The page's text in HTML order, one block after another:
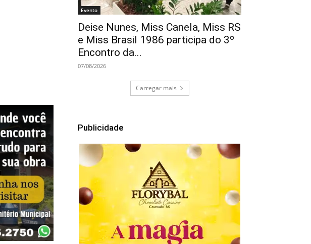
Evento
Deise Nunes, Miss Canela, Miss RS
e Miss Brasil 1986 participa do 3º
Encontro da...
07/08/2026
Carregar mais
Publicidade